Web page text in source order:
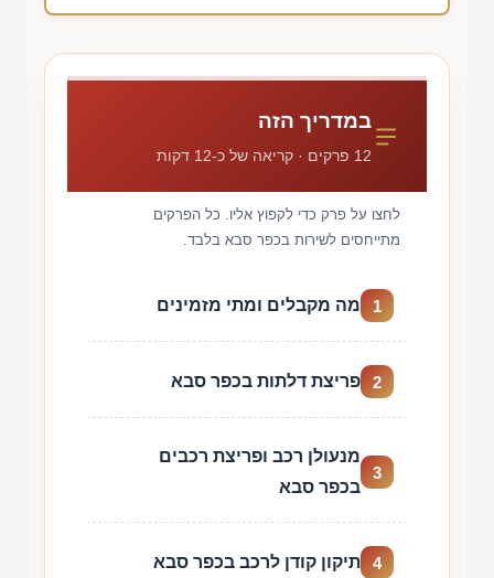
במדריך הזה
12 פרקים · קריאה של כ-12 דקות
לחצו על פרק כדי לקפוץ אליו. כל הפרקים
מתייחסים לשירות בכפר סבא בלבד.
1 מה מקבלים ומתי מזמינים
2 פריצת דלתות בכפר סבא
3
מנעולן רכב ופריצת רכבים
בכפר סבא
4 תיקון קודן לרכב בכפר סבא